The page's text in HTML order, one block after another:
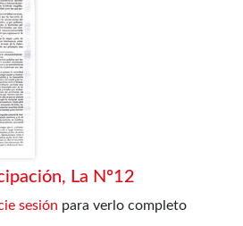
La Nº12
sesión para verlo completo